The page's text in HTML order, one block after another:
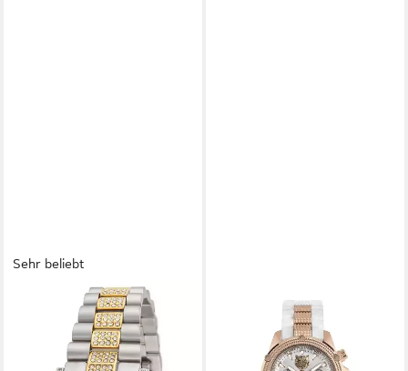
Sehr beliebt
YVES CAMANI
Quarzuhr TIBERIUS,
Edelstahlband, Zirkonia-
Kristalle, Datums- und
PHILIPP PLEIN
Quarzuhr PSDBA0723
UVP249,00 €